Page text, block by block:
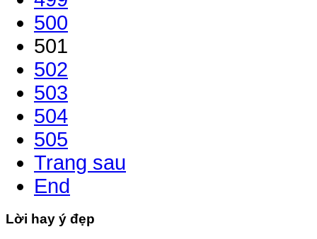
500
501
502
503
504
505
Trang sau
End
Lời hay ý đẹp